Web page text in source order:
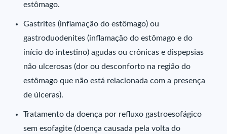
estômago.
Gastrites (inflamação do estômago) ou
gastroduodenites (inflamação do estômago e do
início do intestino) agudas ou crônicas e dispepsias
não ulcerosas (dor ou desconforto na região do
estômago que não está relacionada com a presença
de úlceras).
Tratamento da doença por refluxo gastroesofágico
sem esofagite (doença causada pela volta do